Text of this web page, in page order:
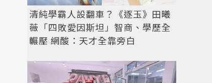
清純學霸人設翻車？《逐玉》田曦
薇「四敗愛因斯坦」智商、學歷全
輾壓 網酸：天才全靠旁白